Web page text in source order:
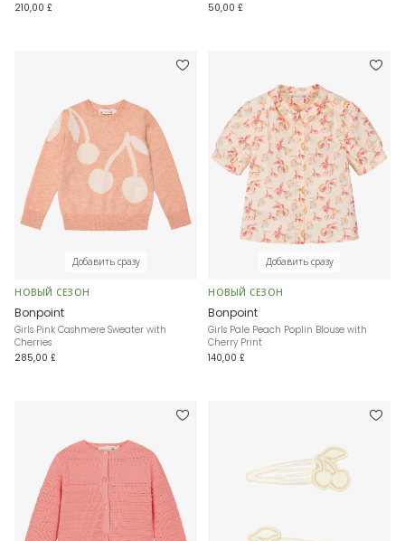
210,00 £
50,00 £
Добавить сразу
НОВЫЙ СЕЗОН
Bonpoint
Girls Pink Cashmere Sweater with
Cherries
285,00 £
Добавить сразу
НОВЫЙ СЕЗОН
Bonpoint
Girls Pale Peach Poplin Blouse with
Cherry Print
140,00 £